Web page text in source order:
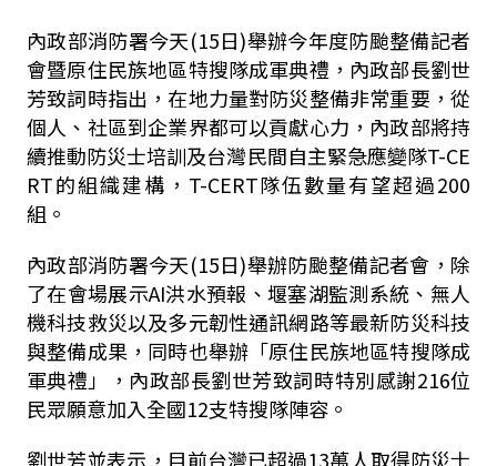
內政部消防署今天(15日)舉辦今年度防颱整備記者
會暨原住民族地區特搜隊成軍典禮，內政部長劉世
芳致詞時指出，在地力量對防災整備非常重要，從
個人、社區到企業界都可以貢獻心力，內政部將持
續推動防災士培訓及台灣民間自主緊急應變隊T-CE
RT的組織建構，T-CERT隊伍數量有望超過200
組。
內政部消防署今天(15日)舉辦防颱整備記者會，除
了在會場展示AI洪水預報、堰塞湖監測系統、無人
機科技救災以及多元韌性通訊網路等最新防災科技
與整備成果，同時也舉辦「原住民族地區特搜隊成
軍典禮」，內政部長劉世芳致詞時特別感謝216位
民眾願意加入全國12支特搜隊陣容。
劉世芳並表示，目前台灣已超過13萬人取得防災士